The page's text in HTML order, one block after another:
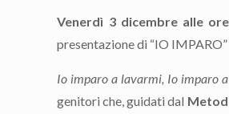
Venerdì 3 dicembre alle
presentazione di “IO
Io imparo a lavarmi, Io imparo
genitori che, guidati dal